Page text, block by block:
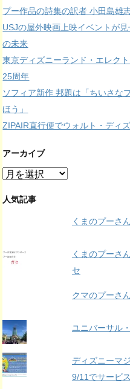
プー作品の詩集の訳者 小田島雄
USJの屋外映画上映イベントが
の未来
東京ディズニーランド・エレク
25周年
ソフィア新作 邦題は「ちいさな
ほう」
ZIPAIR直行便でウォルト・ディ
アーカイブ
ア
カ
人気記事
くまのプーさ
くまのプーさ
セ
クマのプーさ
ユニバーサル
ディズニーマ
9/11でサービ